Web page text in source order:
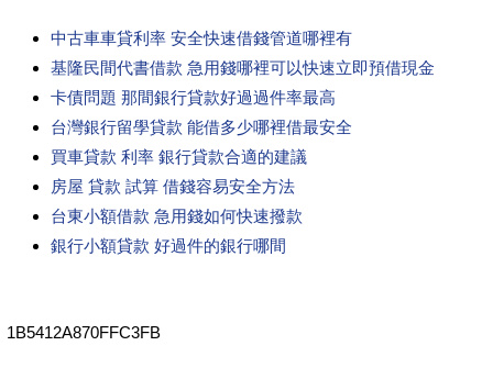
中古車車貸利率 安全快速借錢管道哪裡有
基隆民間代書借款 急用錢哪裡可以快速立即預借現金
卡債問題 那間銀行貸款好過過件率最高
台灣銀行留學貸款 能借多少哪裡借最安全
買車貸款 利率 銀行貸款合適的建議
房屋 貸款 試算 借錢容易安全方法
台東小額借款 急用錢如何快速撥款
銀行小額貸款 好過件的銀行哪間
1B5412A870FFC3FB